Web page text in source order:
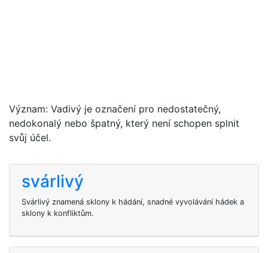
Význam: Vadivý je označení pro nedostatečný,
nedokonalý nebo špatný, který není schopen splnit
svůj účel.
svárlivý
Svárlivý znamená sklony k hádání, snadné vyvolávání hádek a
sklony k konfliktům.